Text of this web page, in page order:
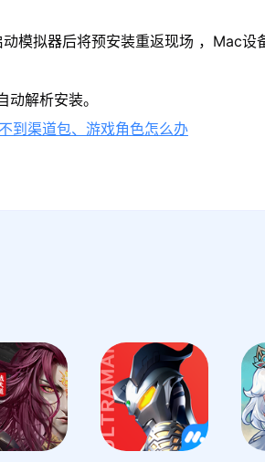
模拟器后将预安装重返现场 ，Mac设
解析安装。
到渠道包、游戏角色怎么办